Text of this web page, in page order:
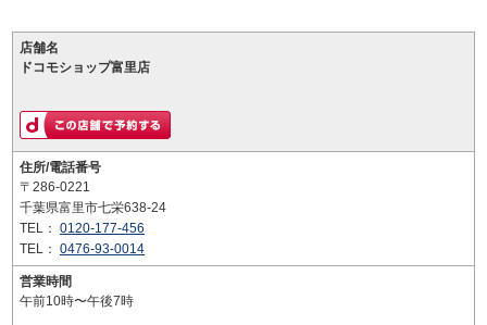
店舗名
ドコモショップ富里店
住所/電話番号
〒286-0221
千葉県富里市七栄638-24
TEL： 0120-177-456
TEL： 0476-93-0014
営業時間
午前10時〜午後7時